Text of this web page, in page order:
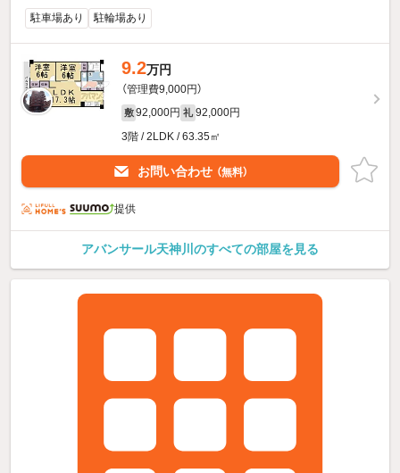
駐車場あり
駐輪場あり
9.2万円
（管理費9,000円）
敷 92,000円 礼 92,000円
3階 / 2LDK / 63.35㎡
お問い合わせ （無料）
提供
アバンサール天神川のすべての部屋を見る